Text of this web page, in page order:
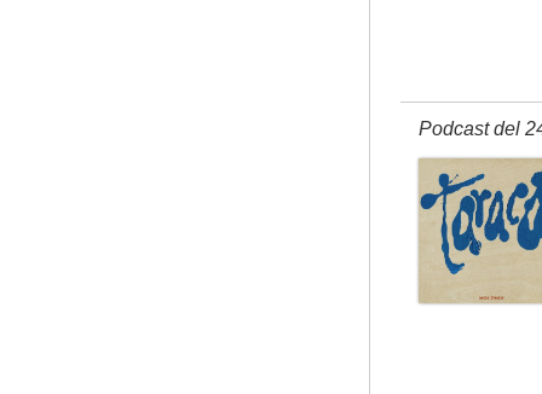
Podcast del